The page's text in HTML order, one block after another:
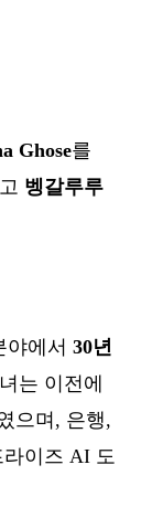
Ghose를
벵갈루루
야에서 30년
는 이전에
으며, 은행,
이즈 AI 도